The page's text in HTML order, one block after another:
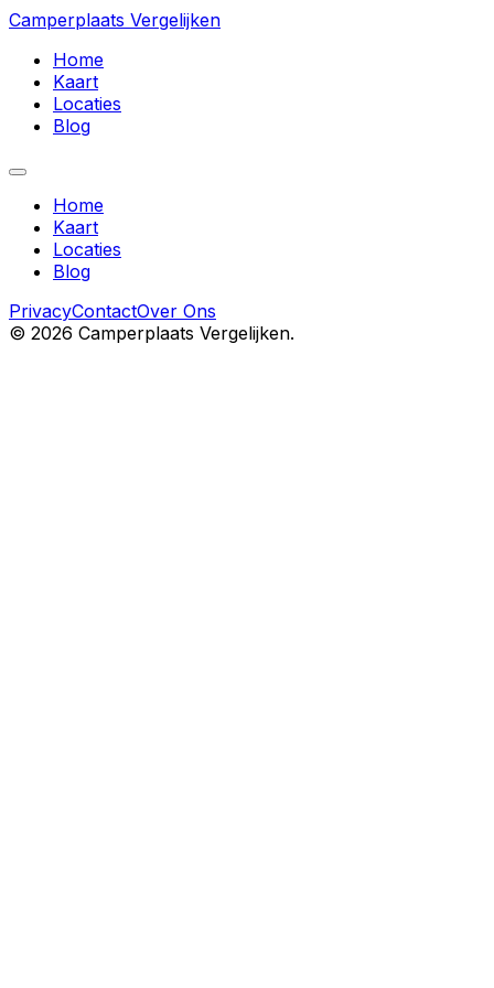
Camperplaats Vergelijken
Home
Kaart
Locaties
Blog
Home
Kaart
Locaties
Blog
PrivacyContactOver Ons
© 2026 Camperplaats Vergelijken.